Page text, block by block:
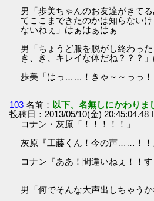
男「歩美ちゃんのお友達がきて
てここまできたのかは知らない
ないねぇ」はぁはぁはぁ
男「ちょうど服を脱がし終わった
き、き、キレイな体だね？？？
歩美「はっ……！きゃ～～っっ！
103 名前： 以下、名無しにかわりま
投稿日：2013/05/10(金) 20:45:04.48
コナン・灰原「！！！！！」
灰原『工藤くん！今の声……！！
コナン『ああ！間違いねぇ！！す
男「何でそんな大声出しちゃう